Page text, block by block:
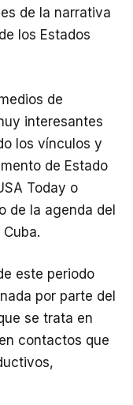
de la narrativa
los Estados
de
interesantes
los vínculos y
de Estado
Today o
de la agenda del
este periodo
por parte del
se trata en
contactos que